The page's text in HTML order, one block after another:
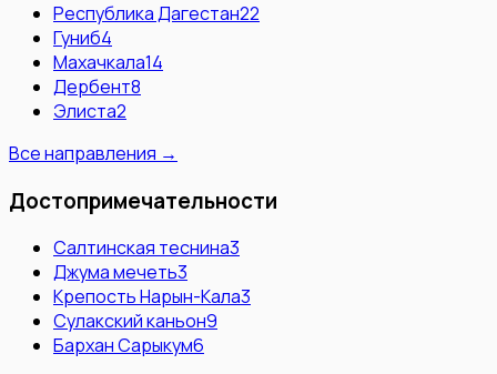
Республика Дагестан22
Гуниб4
Махачкала14
Дербент8
Элиста2
Все направления →
Достопримечательности
Салтинская теснина3
Джума мечеть3
Крепость Нарын-Кала3
Сулакский каньон9
Бархан Сарыкум6